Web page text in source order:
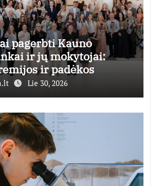
pagerbti Kauno
ir jų mokytojai:
ir padėkos
Lie 30, 2026